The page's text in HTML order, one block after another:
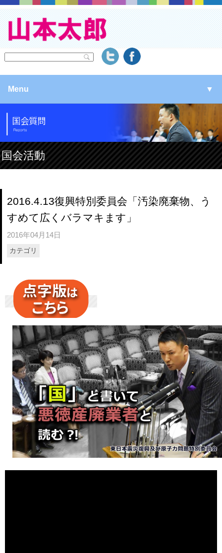
Menu ▼
▼
▼
▼
国会活動
2016.4.13復興特別委員会「汚染廃棄物、う
すめて広くバラマキます」
2016年04月14日
カテゴリ